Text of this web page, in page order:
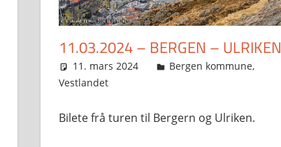
11.03.2024 – BERGEN – ULRIKEN
11. mars 2024 Svein
Bergen kommune,
Vestlandet
Bilete frå turen til Bergern og Ulriken.